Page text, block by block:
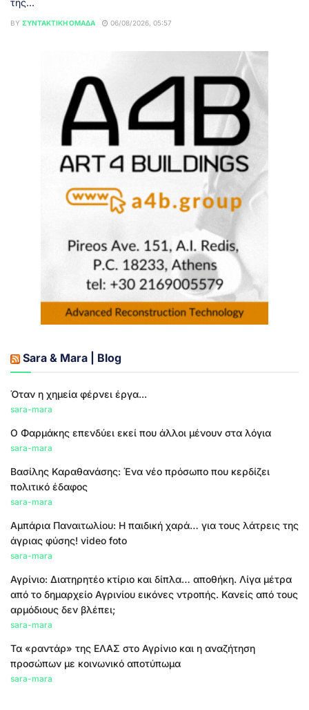
της...
BY ΣΥΝΤΑΚΤΙΚΉ ΟΜΆΔΑ 06/08/2026, 05:57
Sara & Mara | Blog
Όταν η χημεία φέρνει έργα...
sara-mara
Ο Φαρμάκης επενδύει εκεί που άλλοι μένουν στα λόγια
sara-mara
Βασίλης Καραθανάσης: Ένα νέο πρόσωπο που κερδίζει
πολιτικό έδαφος
sara-mara
Αμπάρια Παναιτωλίου: Η παιδική χαρά… για τους λάτρεις της
άγριας φύσης! video foto
sara-mara
Αγρίνιο: Διατηρητέο κτίριο και δίπλα… αποθήκη. Λίγα μέτρα
από το δημαρχείο Αγρινίου εικόνες ντροπής. Κανείς από τους
αρμόδιους δεν βλέπει;
sara-mara
Τα «ραντάρ» της ΕΛΑΣ στο Αγρίνιο και η αναζήτηση
προσώπων με κοινωνικό αποτύπωμα
sara-mara